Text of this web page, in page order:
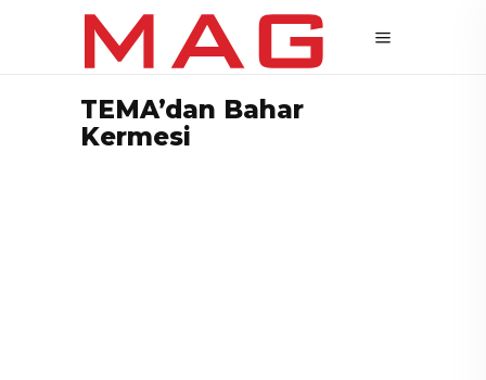
TEMA’dan Bahar
Kermesi